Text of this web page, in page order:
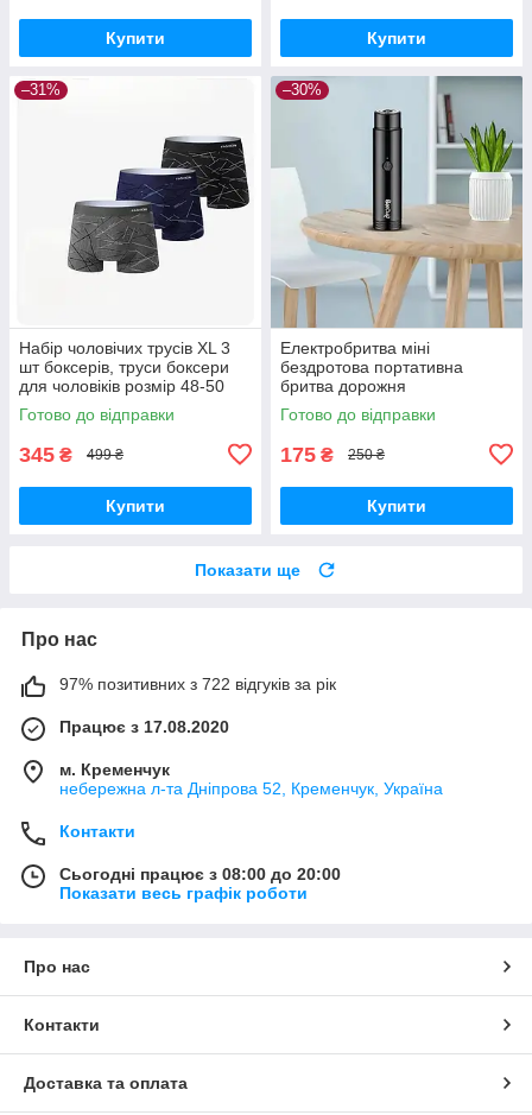
Купити Купити
–31%
Набір чоловічих трусів ХL 3
шт боксерів, труси боксери
для чоловіків розмір 48-50
Готово до відправки
345 ₴ 499 ₴
Купити
–30%
Електробритва міні
бездротова портативна
бритва дорожня
Готово до відправки
175 ₴ 250 ₴
Купити
Показати ще
Про нас
97% позитивних з 722 відгуків за рік
Працює з 17.08.2020
м. Кременчук
небережна л-та Дніпрова 52, Кременчук, Україна
Контакти
Сьогодні працює з 08:00 до 20:00
Показати весь графік роботи
Про нас
Контакти
Доставка та оплата